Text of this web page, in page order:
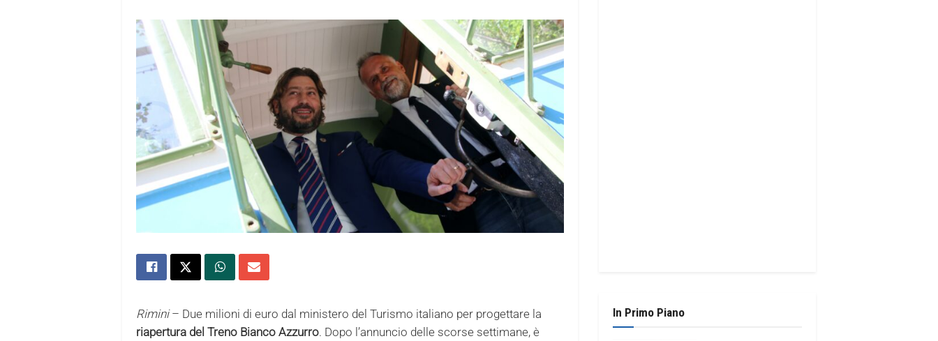
Rimini– Due milioni di euro dal ministero del Turismo italiano per progettare la
riapertura del Treno Bianco Azzurro. Dopo l’annuncio delle scorse settimane, è
In Primo Piano